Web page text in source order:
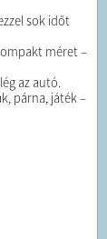
sok időt
méret –
az autó.
párna, játék –